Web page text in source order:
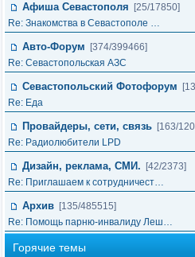
Афиша Севастополя
[25/17850]
Re: Знакомства в Севастополе …
Авто-Форум
[374/399466]
Re: Севастопольская АЗС
Севастопольский Фотофорум
Re: Еда
Провайдеры, сети, связь [163/
Re: Радиолюбители LPD
Дизайн, реклама, СМИ.
[42/2373]
Re: Приглашаем к сотрудничест…
Архив [135/485515]
Re: Помощь парню-инвалиду Леш…
Горячие темы